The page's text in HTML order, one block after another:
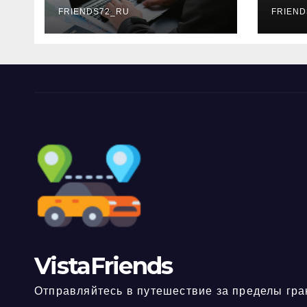
FRIENDS72_RU
VistaFriends
Отправляйтесь в путешествие за пределы